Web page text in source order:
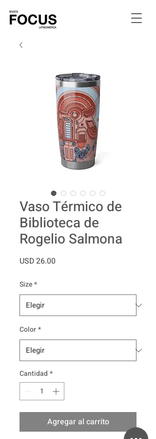
Vaso Térmico de
Biblioteca de
Rogelio Salmona
USD 26.00Precio
Size*
Color*
Cantidad *
Agregar al carrito